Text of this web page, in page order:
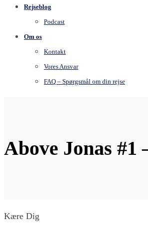
Rejseblog
Podcast
Om os
Kontakt
Vores Ansvar
FAQ – Spørgsmål om din rejse
Above Jonas
Kære Dig